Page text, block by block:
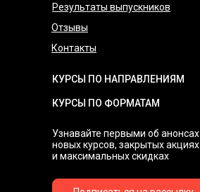
Узнавайте первыми об анонсах
новых курсов, закрытых акциях
и максимальных скидках
КУРСЫ ПО НАПРАВЛЕНИЯМ
КУРСЫ ПО ФОРМАТАМ
Результаты выпускников
Отзывы
Контакты